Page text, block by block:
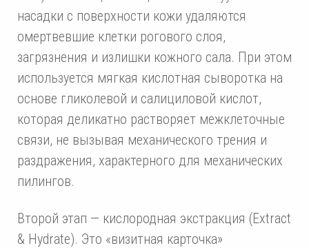
насадки с поверхности кожи удаляются
омертвевшие клетки рогового слоя,
загрязнения и излишки кожного сала. При этом
используется мягкая кислотная сыворотка на
основе гликолевой и салициловой кислот,
которая деликатно растворяет межклеточные
связи, не вызывая механического трения и
раздражения, характерного для механических
пилингов.
Второй этап — кислородная экстракция (Extract
& Hydrate). Это «визитная карточка»